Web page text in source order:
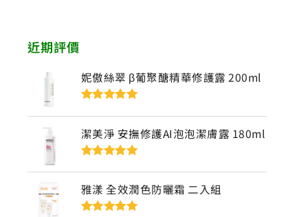
近期評價
妮傲絲翠 β葡聚醣精華修護露 200ml
5
潔美淨 安撫修護AI泡泡潔膚露 180ml
5
雅漾 全效潤色防曬霜 二入組